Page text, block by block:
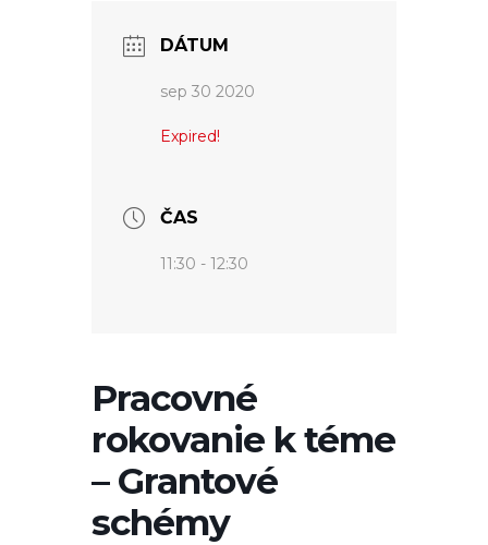
DÁTUM
sep 30 2020
Expired!
ČAS
11:30 - 12:30
Pracovné
rokovanie k téme
– Grantové
schémy